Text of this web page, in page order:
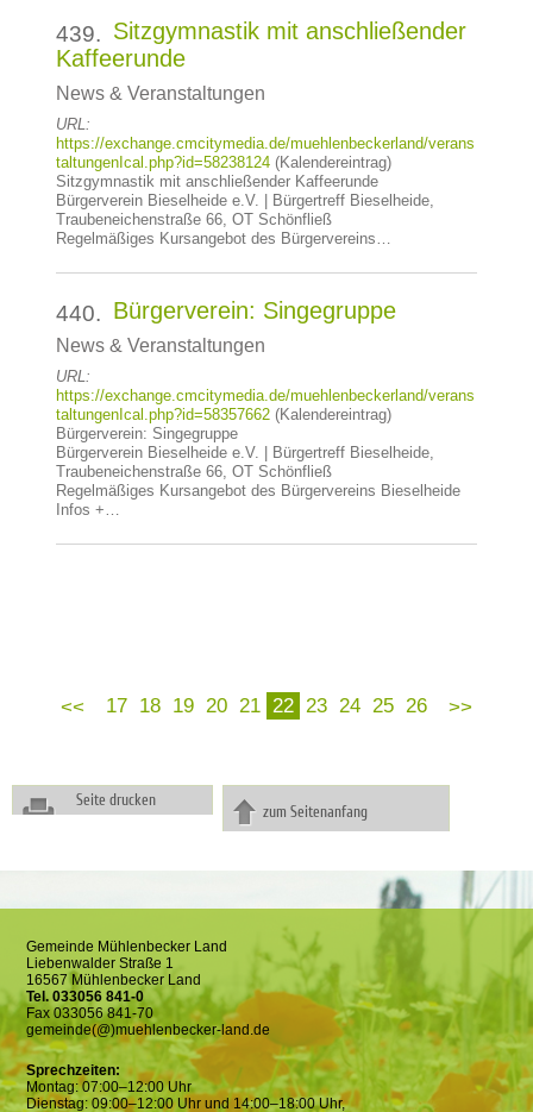
439. Sitzgymnastik mit anschließender
Kaffeerunde
News & Veranstaltungen
URL:
https://exchange.cmcitymedia.de/muehlenbeckerland/verans
taltungenIcal.php?id=58238124(Kalendereintrag)
Sitzgymnastik mit anschließender Kaffeerunde
Bürgerverein Bieselheide e.V. | Bürgertreff Bieselheide,
Traubeneichenstraße 66, OT Schönfließ
Regelmäßiges Kursangebot des Bürgervereins…
440. Bürgerverein: Singegruppe
News & Veranstaltungen
URL:
https://exchange.cmcitymedia.de/muehlenbeckerland/verans
taltungenIcal.php?id=58357662(Kalendereintrag)
Bürgerverein: Singegruppe
Bürgerverein Bieselheide e.V. | Bürgertreff Bieselheide,
Traubeneichenstraße 66, OT Schönfließ
Regelmäßiges Kursangebot des Bürgervereins Bieselheide
Infos +…
17 18 19 20 21 22 23 24 25 26
Seite drucken
zum Seitenanfang
Gemeinde Mühlenbecker Land
Liebenwalder Straße 1
16567 Mühlenbecker Land
Tel. 033056 841-0
Fax 033056 841-70
gemeinde(@)muehlenbecker-land.de
Sprechzeiten:
Montag: 07:00–12:00 Uhr
Dienstag: 09:00–12:00 Uhr und 14:00–18:00 Uhr,